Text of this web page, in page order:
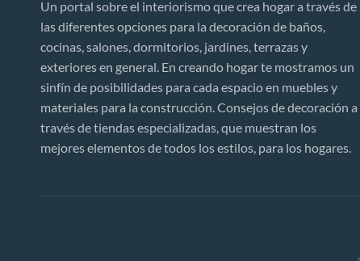
Un portal sobre el interiorismo que crea hogar a través de
las diferentes opciones para la decoración de baños,
cocinas, salones, dormitorios, jardines, terrazas y
exteriores en general. En creando hogar te mostramos un
sinfín de posibilidades para cada espacio en muebles y
materiales para la construcción. Consejos de decoración a
través de tiendas especializadas, que muestran los
mejores elementos de todos los estilos, para los hogares.